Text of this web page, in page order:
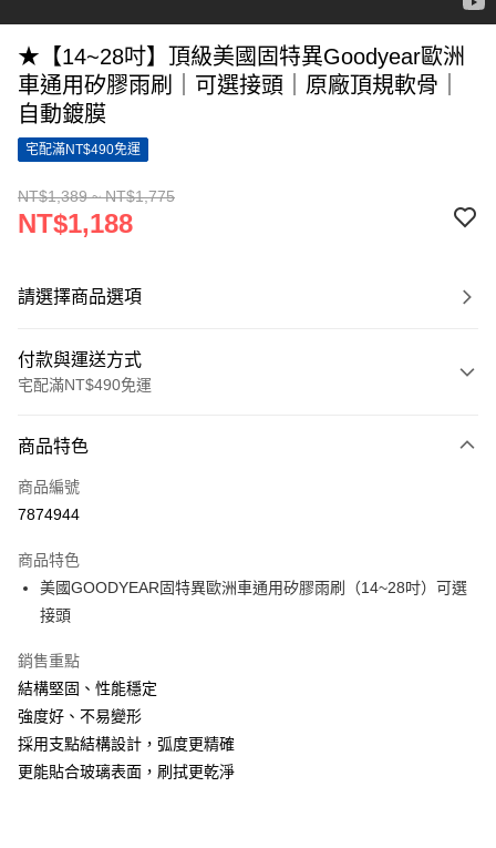
★【14~28吋】頂級美國固特異Goodyear歐洲
車通用矽膠雨刷｜可選接頭｜原廠頂規軟骨｜
自動鍍膜
宅配滿NT$490免運
NT$1,389 ~ NT$1,775
NT$1,188
請選擇商品選項
付款與運送方式
宅配滿NT$490免運
信用卡一次付款
LINE Pay
街口支付
悠遊付
全盈+PAY
AFTEE先享後付
相關說明
AFTEE先享後付是「在收到商品之後才付款」的支付方式。 讓您購物簡單
ATM付款
商品特色
商品編號
7874944
商品特色
美國GOODYEAR固特異歐洲車通用矽膠雨刷（14~28吋）可選
接頭
銷售重點
結構堅固、性能穩定
強度好、不易變形
採用支點結構設計，弧度更精確
更能貼合玻璃表面，刷拭更乾淨